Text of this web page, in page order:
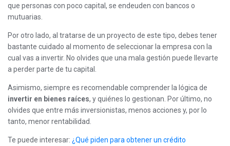
que personas con poco capital, se endeuden con bancos o
mutuarias.
Por otro lado, al tratarse de un proyecto de este tipo, debes tener
bastante cuidado al momento de seleccionar la empresa con la
cual vas a invertir. No olvides que una mala gestión puede llevarte
a perder parte de tu capital.
Asimismo, siempre es recomendable comprender la lógica de
invertir en bienes raíces, y quiénes lo gestionan. Por último, no
olvides que entre más inversionistas, menos acciones y, por lo
tanto, menor rentabilidad.
Te puede interesar: ¿Qué piden para obtener un crédito